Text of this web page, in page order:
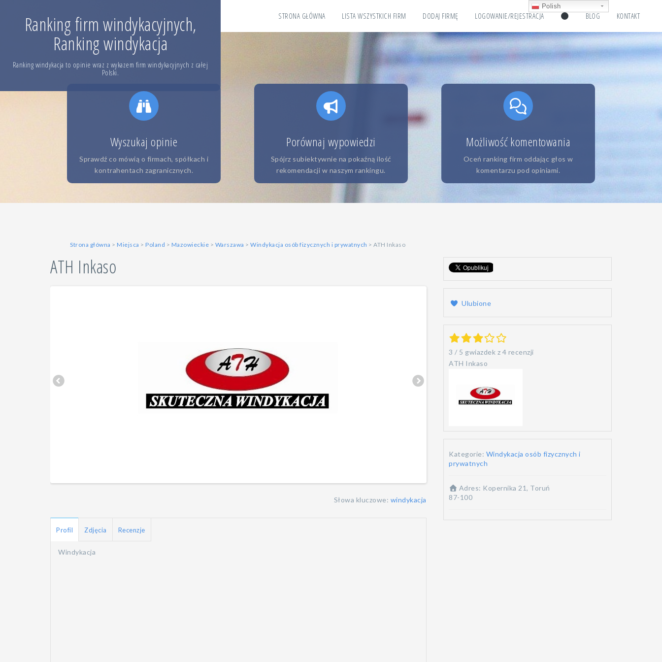
Ranking firm windykacyjnych,
Ranking windykacja
Ranking windykacja to opinie wraz z wykazem firm windykacyjnych z całej
Polski.
STRONA GŁÓWNA LISTA WSZYSTKICH FIRM DODAJ FIRMĘ LOGOWANIE/REJESTRACJA BLOG KONTAKT
Wyszukaj opinie
Sprawdź co mówią o firmach, spółkach i
kontrahentach zagranicznych.
Porównaj wypowiedzi
Spójrz subiektywnie na pokaźną ilość
rekomendacji w naszym rankingu.
Możliwość komentowania
Oceń ranking firm oddając głos w
komentarzu pod opiniami.
Strona główna > Miejsca > Poland > Mazowieckie > Warszawa > Windykacja osób fizycznych i prywatnych > ATH Inkaso
ATH Inkaso
Słowa kluczowe: windykacja
Profil Zdjęcia Recenzje
Windykacja
Ulubione
3 / 5 gwiazdek z 4 recenzji
ATH Inkaso
Kategorie: Windykacja osób fizycznych i
prywatnych
Adres: Kopernika 21, Toruń
87-100
Polish